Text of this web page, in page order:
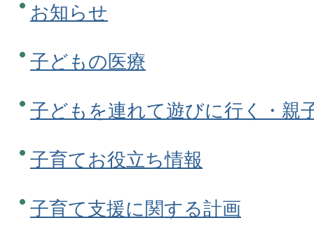
お知らせ
子どもの医療
子どもを連れて遊びに行く・親
子育てお役立ち情報
子育て支援に関する計画